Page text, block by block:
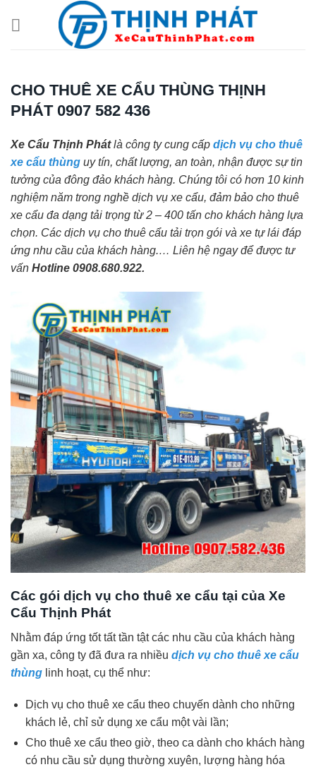
CHO THUÊ XE CẨU THÙNG THỊNH
PHÁT 0907 582 436
Xe Cẩu Thịnh Phátlà công ty cung cấp dịch vụ cho thuê
xe cẩu thùng uy tín, chất lượng, an toàn, nhận được sự tin
tưởng của đông đảo khách hàng. Chúng tôi có hơn 10 kinh
nghiệm năm trong nghề dịch vụ xe cẩu, đảm bảo cho thuê
xe cẩu đa dạng tải trọng từ 2 – 400 tấn cho khách hàng lựa
chọn. Các dịch vụ cho thuê cẩu tải trọn gói và xe tự lái đáp
ứng nhu cầu của khách hàng.… Liên hệ ngay để được tư
vấn Hotline 0908.680.922.
Các gói dịch vụ cho thuê xe cẩu tại của Xe
Cẩu Thịnh Phát
Nhằm đáp ứng tốt tất tần tật các nhu cầu của khách hàng
gần xa, công ty đã đưa ra nhiều dịch vụ cho thuê xe cẩu
thùng linh hoạt, cụ thể như:
Dịch vụ cho thuê xe cẩu theo chuyến dành cho những
khách lẻ, chỉ sử dụng xe cẩu một vài lần;
Cho thuê xe cẩu theo giờ, theo ca dành cho khách hàng
có nhu cầu sử dụng thường xuyên, lượng hàng hóa